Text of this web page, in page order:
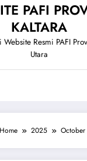
PAFI
KALTARA
Resmi PAFI
Utara
Home 2025 October